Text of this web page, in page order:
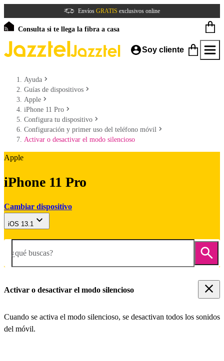
Envíos GRATIS exclusivos online
Consulta si te llega la fibra a casa
Soy cliente
Ayuda
Guías de dispositivos
Apple
iPhone 11 Pro
Configura tu dispositivo
Configuración y primer uso del teléfono móvil
Activar o desactivar el modo silencioso
Apple
iPhone 11 Pro
Cambiar dispositivo
iOS 13.1
¿qué buscas?
Activar o desactivar el modo silencioso
Cuando se activa el modo silencioso, se desactivan todos los sonidos
del móvil.